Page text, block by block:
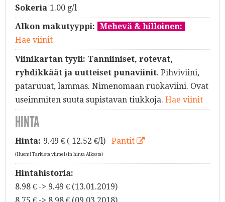
Sokeria 1.00 g/l
Alkon makutyyppi: Mehevä & hilloinen:
Hae viinit
Viinikartan tyyli: Tanniiniset, rotevat,
ryhdikkäät ja uutteiset punaviinit. Pihviviini,
pataruuat, lammas. Nimenomaan ruokaviini. Ovat
useimmiten suuta supistavan tiukkoja. Hae viinit
HINTA
Hinta: 9.49 € ( 12.52 €/l) Pantit
(Huom! Tarkista viimeisin hinta Alkosta)
Hintahistoria:
8.98 € -> 9.49 € (13.01.2019)